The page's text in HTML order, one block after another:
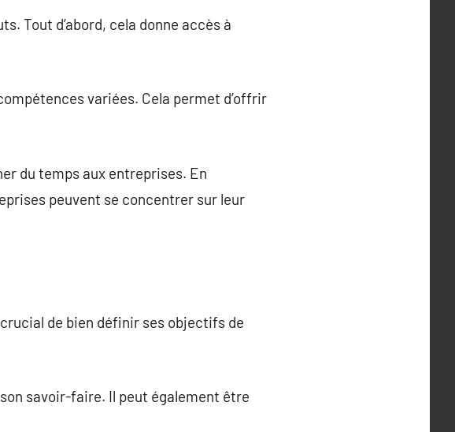
Tout d’abord, cela donne accès à
variées. Cela permet d’offrir
du temps aux entreprises. En
peuvent se concentrer sur leur
de bien définir ses objectifs de
savoir-faire. Il peut également être